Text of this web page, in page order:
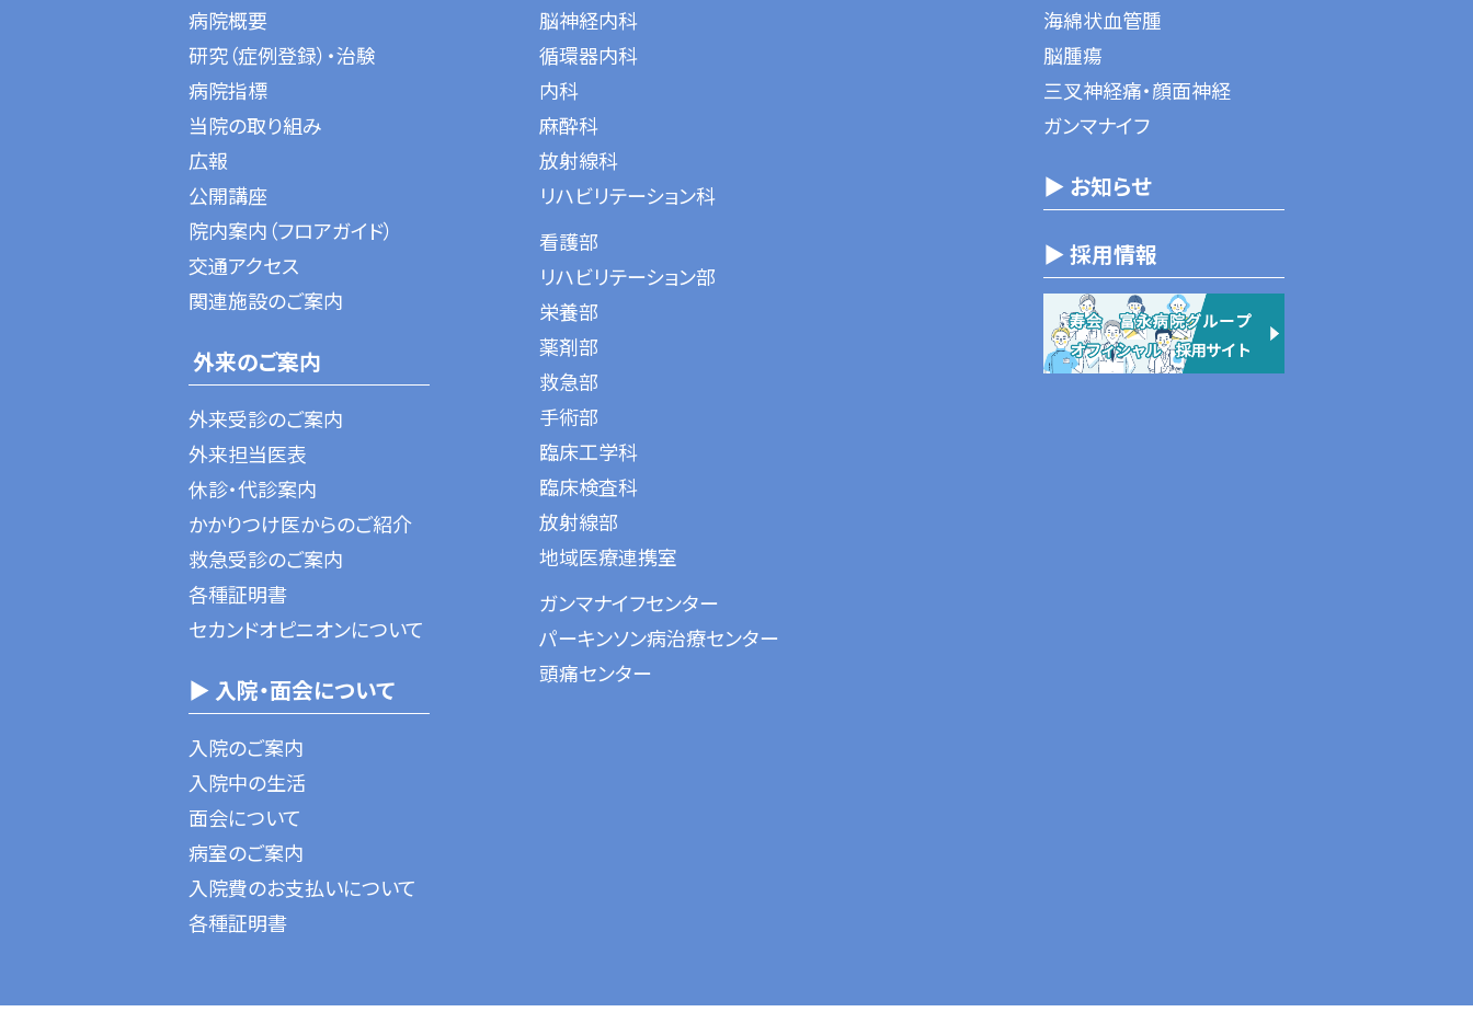
病院概要
研究（症例登録）・治験
病院指標
当院の取り組み
広報
公開講座
院内案内（フロアガイド）
交通アクセス
関連施設のご案内
外来のご案内
外来受診のご案内
外来担当医表
休診・代診案内
かかりつけ医からのご紹介
救急受診のご案内
各種証明書
セカンドオピニオンについて
▶ 入院・面会について
入院のご案内
入院中の生活
面会について
病室のご案内
入院費のお支払いについて
各種証明書
脳神経内科
循環器内科
内科
麻酔科
放射線科
リハビリテーション科
看護部
リハビリテーション部
栄養部
薬剤部
救急部
手術部
臨床工学科
臨床検査科
放射線部
地域医療連携室
ガンマナイフセンター
パーキンソン病治療センター
頭痛センター
海綿状血管腫
脳腫瘍
三叉神経痛・顔面神経
ガンマナイフ
▶ お知らせ
▶ 採用情報